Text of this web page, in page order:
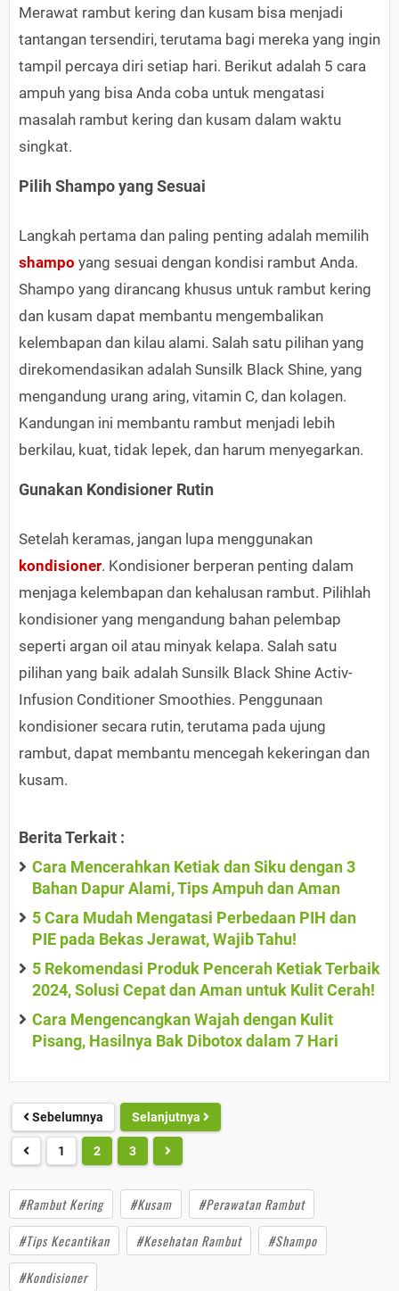
Merawat rambut kering dan kusam bisa menjadi
tantangan tersendiri, terutama bagi mereka yang ingin
tampil percaya diri setiap hari. Berikut adalah 5 cara
ampuh yang bisa Anda coba untuk mengatasi
masalah rambut kering dan kusam dalam waktu
singkat.
Pilih Shampo yang Sesuai
Langkah pertama dan paling penting adalah memilih
shampo yang sesuai dengan kondisi rambut Anda.
Shampo yang dirancang khusus untuk rambut kering
dan kusam dapat membantu mengembalikan
kelembapan dan kilau alami. Salah satu pilihan yang
direkomendasikan adalah Sunsilk Black Shine, yang
mengandung urang aring, vitamin C, dan kolagen.
Kandungan ini membantu rambut menjadi lebih
berkilau, kuat, tidak lepek, dan harum menyegarkan.
Gunakan Kondisioner Rutin
Setelah keramas, jangan lupa menggunakan
kondisioner. Kondisioner berperan penting dalam
menjaga kelembapan dan kehalusan rambut. Pilihlah
kondisioner yang mengandung bahan pelembap
seperti argan oil atau minyak kelapa. Salah satu
pilihan yang baik adalah Sunsilk Black Shine Activ-
Infusion Conditioner Smoothies. Penggunaan
kondisioner secara rutin, terutama pada ujung
rambut, dapat membantu mencegah kekeringan dan
kusam.
Berita Terkait :
Cara Mencerahkan Ketiak dan Siku dengan 3
Bahan Dapur Alami, Tips Ampuh dan Aman
5 Cara Mudah Mengatasi Perbedaan PIH dan
PIE pada Bekas Jerawat, Wajib Tahu!
5 Rekomendasi Produk Pencerah Ketiak Terbaik
2024, Solusi Cepat dan Aman untuk Kulit Cerah!
Cara Mengencangkan Wajah dengan Kulit
Pisang, Hasilnya Bak Dibotox dalam 7 Hari
Sebelumnya Selanjutnya
1 2 3
#Rambut Kering #Kusam
#Perawatan Rambut
#Tips Kecantikan
#Kesehatan Rambut
#Shampo
#Kondisioner